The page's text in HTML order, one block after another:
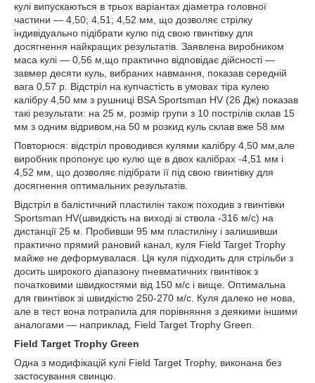
кулі випускаються в трьох варіантах діаметра головної
частини — 4,50; 4,51; 4,52 мм, що дозволяє стрілку
індивідуально підібрати кулю під свою гвинтівку для
досягнення найкращих результатів. Заявлена виробником
маса кулі — 0,56 м,що практично відповідає дійсності —
завмер десяти куль, вибраних навмання, показав середній
вага 0,57 р. Відстріл на купчастість в умовах тіра кулею
калібру 4,50 мм з рушниці BSA Sportsman HV (26 Дж) показав
такі результати: на 25 м, розмір групи з 10 пострілів склав 15
мм з одним відривом,на 50 м розкид куль склав вже 58 мм
Повторюся: відстріл проводився кулями калібру 4,50 мм,але
виробник пропонує цю кулю ще в двох калібрах -4,51 мм і
4,52 мм, що дозволяє підібрати її під свою гвинтівку для
досягнення оптимальних результатів.
Відстріл в балістичний пластилін також походив з гвинтівки
Sportsman HV(швидкість на виході зі ствола -316 м/с) на
дистанції 25 м. Пробивши 95 мм пластиліну і залишивши
практично прямий рановий канал, куля Field Target Trophy
майже не деформувалася. Ця куля підходить для стрільби з
досить широкого діапазону пневматичних гвинтівок з
початковими швидкостями від 150 м/с і вище. Оптимальна
для гвинтівок зі швидкістю 250-270 м/с. Куля далеко не нова,
але в тест вона потрапила для порівняння з деякими іншими
аналогами — наприклад, Field Target Trophy Green.
Field Target Trophy Green
Одна з модифікацій кулі Field Target Trophy, виконана без
застосування свинцю.